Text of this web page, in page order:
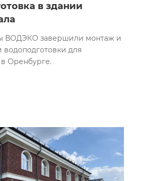
в здании
ВОДЭКО завершили монтаж и
для
Оренбурге.